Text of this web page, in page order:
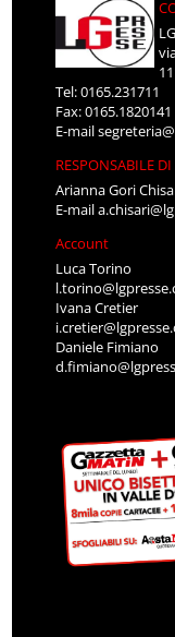
Tel: 0165.231711
Fax: 0165.1820141
E-mail
RESPONSABILE
Arianna Gori
E-mail
Account
Luca Torino
Ivana Cretier
Daniele Fimiano